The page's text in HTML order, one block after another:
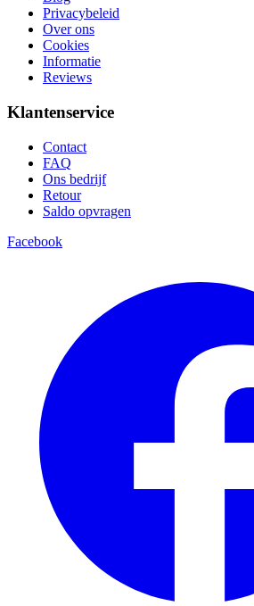
Privacybeleid
Over ons
Cookies
Informatie
Reviews
Klantenservice
Contact
FAQ
Ons bedrijf
Retour
Saldo opvragen
Facebook